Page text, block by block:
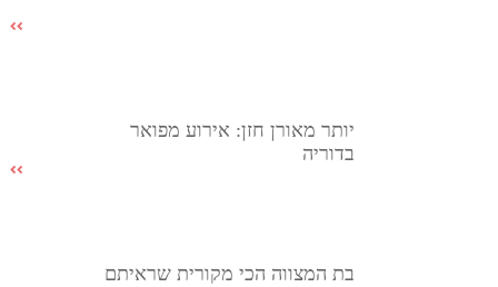
יותר מאורן חזן: אירוע מפואר
בדוריה
בת המצווה הכי מקורית שראיתם